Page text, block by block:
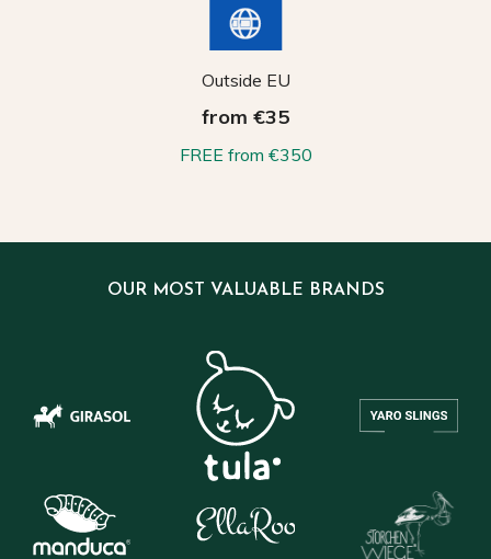
Outside EU
from €35
FREE from €350
OUR MOST VALUABLE BRANDS